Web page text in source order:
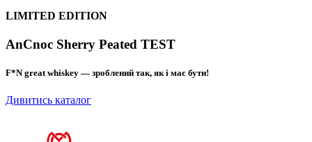
LIMITED EDITION
AnCnoc Sherry Peated TEST
F*N great whiskey — зроблений так, як і має бути!
Дивитись каталог